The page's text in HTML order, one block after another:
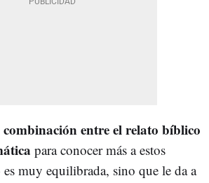
entre el relato bíblico
para conocer más a estos
muy equilibrada, sino que le da a